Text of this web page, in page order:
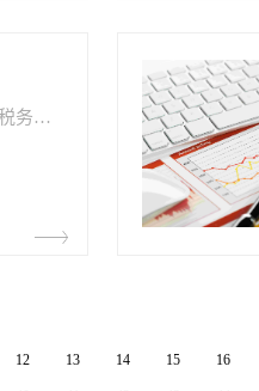
‍智慧财税软件是现在很多企业都在使用的税务软件，不过不同智慧财税软件的优势和功能涵盖不同，客户的使用体验就不同，重要的是，如果使用了质量太差的软件，很可能会出现数据错误，流程过慢等问题，导致财税业务进展不下去。
12 13 14 15 16